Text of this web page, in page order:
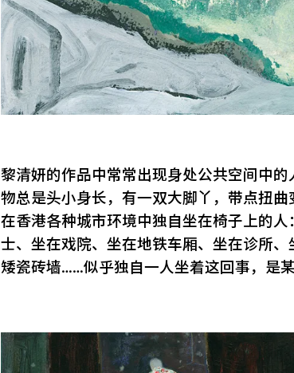
黎清妍的作品中常常出现身处公共空间中
物总是头小身长，有一双大脚丫，带点扭
在香港各种城市环境中独自坐在椅子上的
士、坐在戏院、坐在地铁车厢、坐在诊所
矮瓷砖墙……似乎独自一人坐着这回事，是某